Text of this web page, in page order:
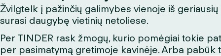
n
d
n
i
Žvilgtelk į pažinčių galimybes vienoje iš
surasi daugybę vietinių netoliese.
Per TINDER rask žmogų, kurio pomėgiai tokie
per pasimatymą gretimoje kavinėje. Arba pabūk